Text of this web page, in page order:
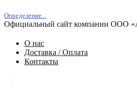
Определение...
Официальный сайт компании ООО
О нас
Доставка / Оплата
Контакты